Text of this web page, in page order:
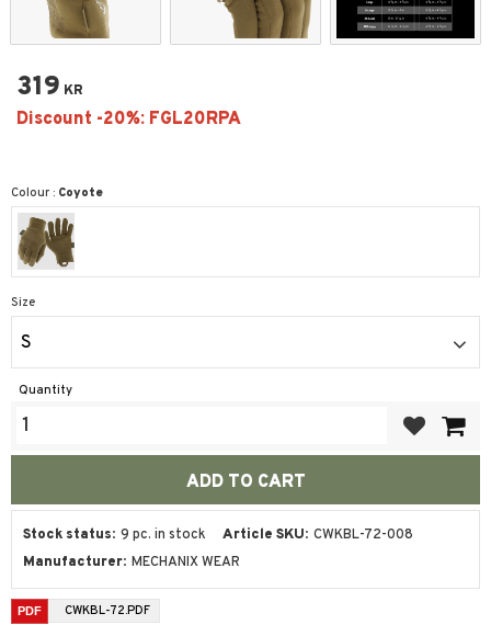
319 KR
Colour : Coyote
Size
S
Quantity
Stock status 9 pc. in stock Article SKU CWKBL-72-008
Manufacturer MECHANIX WEAR
CWKBL-72.PDF